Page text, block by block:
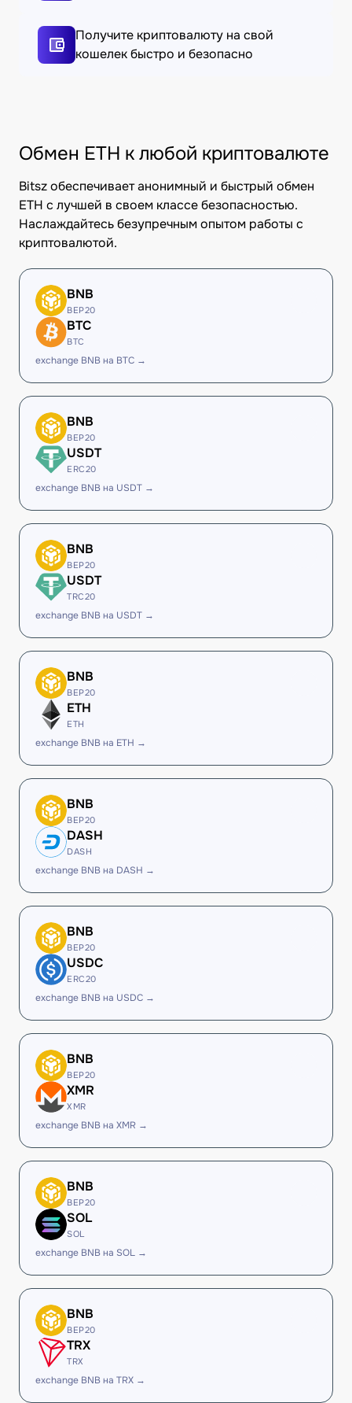
Получите криптовалюту на свой
кошелек быстро и безопасно
Обмен ETH к любой криптовалюте
Bitsz обеспечивает анонимный и быстрый обмен
ETH с лучшей в своем классе безопасностью.
Наслаждайтесь безупречным опытом работы с
криптовалютой.
BNB
BEP20
BTC
BTC
exchange BNB на BTC →
BNB
BEP20
USDT
ERC20
exchange BNB на USDT →
BNB
BEP20
USDT
TRC20
exchange BNB на USDT →
BNB
BEP20
ETH
ETH
exchange BNB на ETH →
BNB
BEP20
DASH
DASH
exchange BNB на DASH →
BNB
BEP20
USDC
ERC20
exchange BNB на USDC →
BNB
BEP20
XMR
XMR
exchange BNB на XMR →
BNB
BEP20
SOL
SOL
exchange BNB на SOL →
BNB
BEP20
TRX
TRX
exchange BNB на TRX →